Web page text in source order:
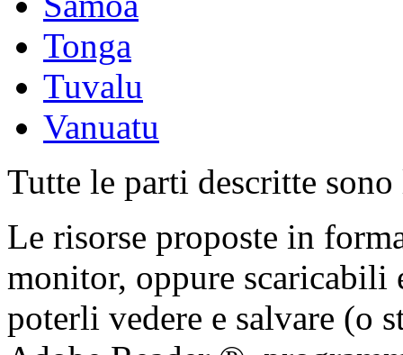
Tonga
Tuvalu
Vanuatu
Tutte le parti descritte
Le risorse proposte in
monitor, oppure scaricabili
poterli vedere e salvare (o